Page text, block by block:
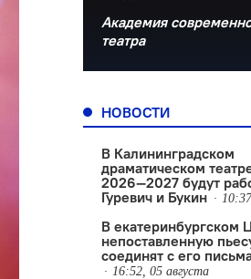
Академия
театра
НОВОСТИ
В Калининградском
драматическом
2026—2027 будут
Гуревич и Букин
В екатеринбургском
непоставленную
соединят с его
16:52, 05 августа